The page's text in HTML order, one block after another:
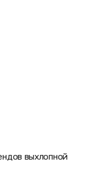
выхлопной